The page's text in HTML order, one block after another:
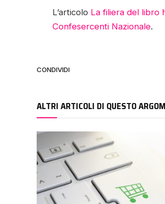
L’articolo La filiera del libro
Confesercenti Nazionale.
CONDIVIDI
ALTRI ARTICOLI DI QUESTO